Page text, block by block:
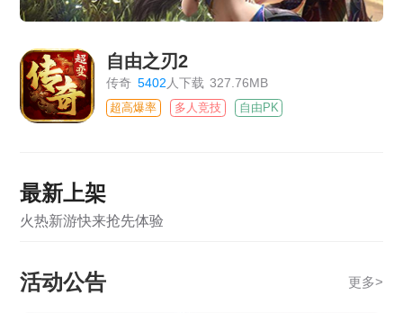
自由之刃2
传奇 5402人下载 327.76MB
超高爆率 多人竞技 自由PK
最新上架
火热新游快来抢先体验
活动公告 更多>